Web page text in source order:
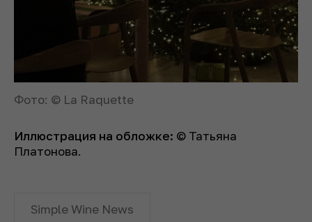
Фото: © La Raquette
Иллюстрация на обложке: © Татьяна
Платонова.
Simple Wine News